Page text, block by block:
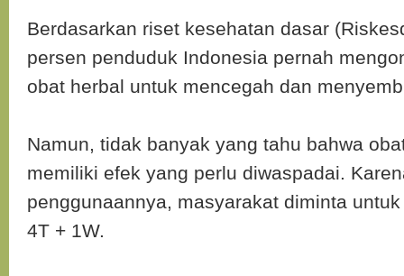
Berdasarkan riset kesehatan dasar
persen penduduk Indonesia pernah
obat herbal untuk mencegah dan
Namun, tidak banyak yang tahu bahwa
memiliki efek yang perlu diwaspadai.
penggunaannya, masyarakat diminta
4T + 1W.